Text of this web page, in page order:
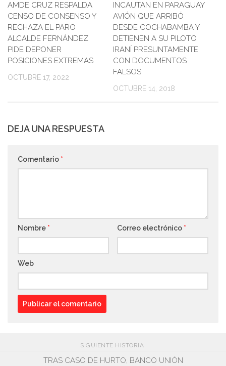
AMDE CRUZ RESPALDA
CENSO DE CONSENSO Y
RECHAZA EL PARO
ALCALDE FERNÁNDEZ
PIDE DEPONER
POSICIONES EXTREMAS
OCTUBRE 17, 2022
INCAUTAN EN PARAGUAY
AVIÓN QUE ARRIBÓ
DESDE COCHABAMBA Y
DETIENEN A SU PILOTO
IRANÍ PRESUNTAMENTE
CON DOCUMENTOS
FALSOS
OCTUBRE 14, 2018
DEJA UNA RESPUESTA
Comentario *
Nombre * Correo electrónico *
Web
SIGUIENTE HISTORIA
TRAS CASO DE HURTO, BANCO UNIÓN